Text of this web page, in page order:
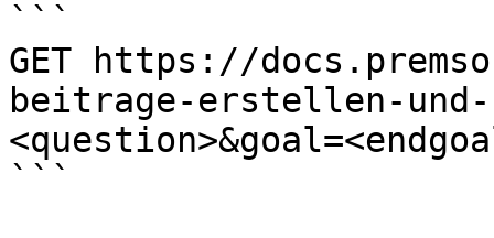
```
GET https://
beitrage-erstellen-und-
```